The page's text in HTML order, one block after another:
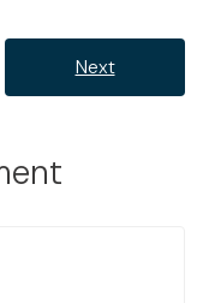
Next